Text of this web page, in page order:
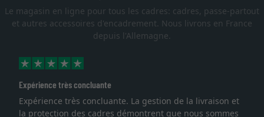
Le magasin en ligne pour tous les cadres: cadres, passe-partout
et autres accessoires d'encadrement. Nous livrons en France
depuis l'Allemagne.
Expérience très concluante
Expérience très concluante. La gestion de la livraison et
la protection des cadres démontrent que nous sommes